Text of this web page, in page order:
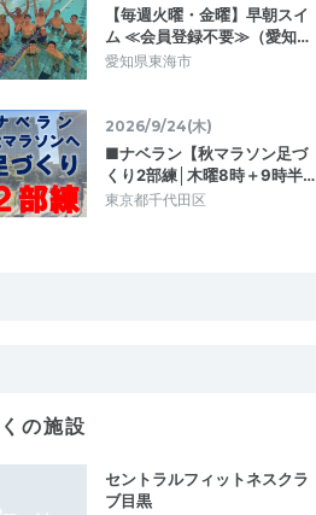
【毎週火曜・金曜】早朝スイ
ム ≪会員登録不要≫（愛知…
愛知県東海市
2026/9/24(木)
■ナベラン【秋マラソン足づ
くり2部練│木曜8時＋9時半…
東京都千代田区
の施設
セントラルフィットネスクラ
ブ目黒